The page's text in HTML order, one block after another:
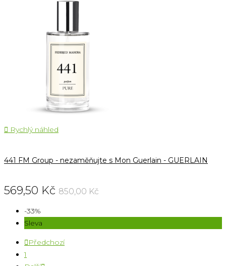
 Rychlý náhled
441 FM Group - nezaměňujte s Mon Guerlain - GUERLAIN
569,50 Kč 850,00 Kč
-33%
Sleva
Předchozí
1